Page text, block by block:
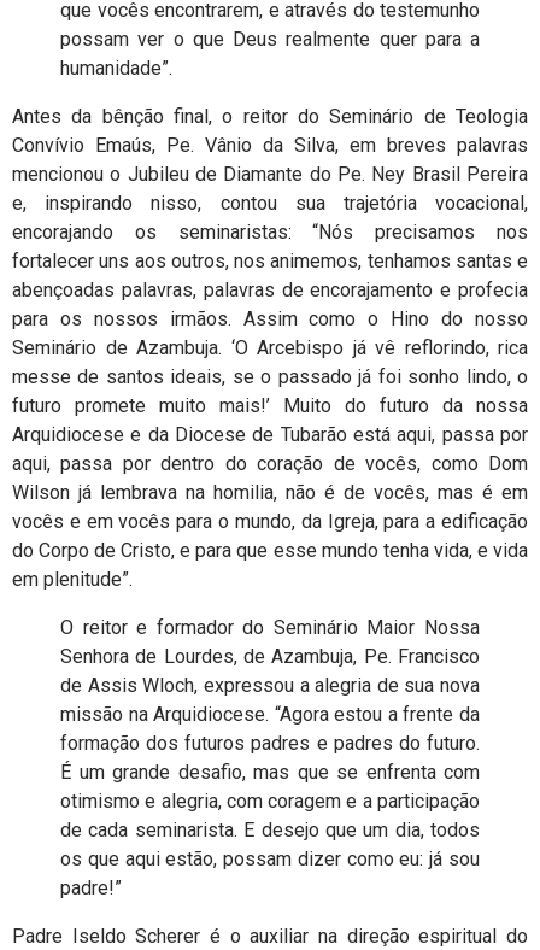
que vocês encontrarem, e através do testemunho
possam ver o que Deus realmente quer para a
humanidade”.
Antes da bênção final, o reitor do Seminário de Teologia
Convívio Emaús, Pe. Vânio da Silva, em breves palavras
mencionou o Jubileu de Diamante do Pe. Ney Brasil Pereira
e, inspirando nisso, contou sua trajetória vocacional,
encorajando os seminaristas: “Nós precisamos nos
fortalecer uns aos outros, nos animemos, tenhamos santas e
abençoadas palavras, palavras de encorajamento e profecia
para os nossos irmãos. Assim como o Hino do nosso
Seminário de Azambuja. ‘O Arcebispo já vê reflorindo, rica
messe de santos ideais, se o passado já foi sonho lindo, o
futuro promete muito mais!’ Muito do futuro da nossa
Arquidiocese e da Diocese de Tubarão está aqui, passa por
aqui, passa por dentro do coração de vocês, como Dom
Wilson já lembrava na homilia, não é de vocês, mas é em
vocês e em vocês para o mundo, da Igreja, para a edificação
do Corpo de Cristo, e para que esse mundo tenha vida, e vida
em plenitude”.
O reitor e formador do Seminário Maior Nossa
Senhora de Lourdes, de Azambuja, Pe. Francisco
de Assis Wloch, expressou a alegria de sua nova
missão na Arquidiocese. “Agora estou a frente da
formação dos futuros padres e padres do futuro.
É um grande desafio, mas que se enfrenta com
otimismo e alegria, com coragem e a participação
de cada seminarista. E desejo que um dia, todos
os que aqui estão, possam dizer como eu: já sou
padre!”
Padre Iseldo Scherer é o auxiliar na direção espiritual do